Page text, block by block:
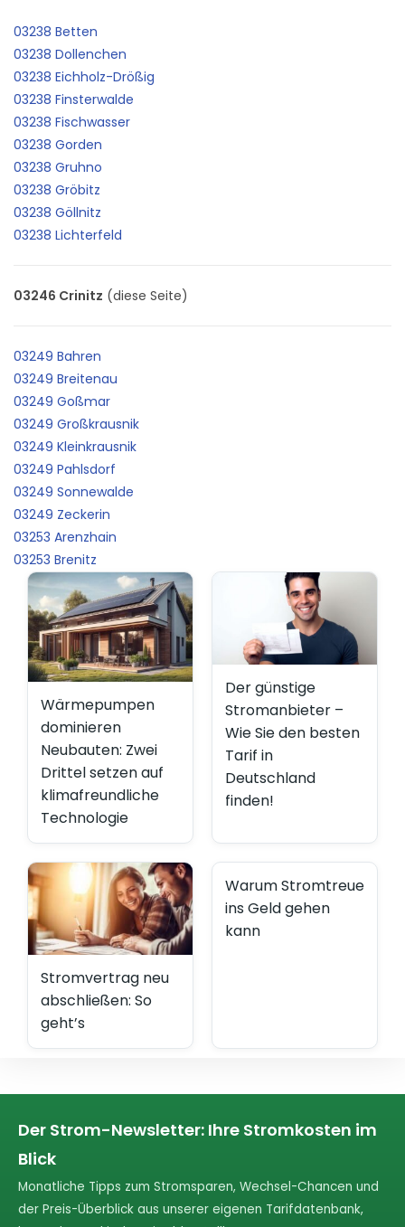
03238 Betten
03238 Dollenchen
03238 Eichholz-Drößig
03238 Finsterwalde
03238 Fischwasser
03238 Gorden
03238 Gruhno
03238 Gröbitz
03238 Göllnitz
03238 Lichterfeld
03246 Crinitz (diese Seite)
03249 Bahren
03249 Breitenau
03249 Goßmar
03249 Großkrausnik
03249 Kleinkrausnik
03249 Pahlsdorf
03249 Sonnewalde
03249 Zeckerin
03253 Arenzhain
03253 Brenitz
Wärmepumpen
dominieren
Neubauten: Zwei
Drittel setzen auf
klimafreundliche
Technologie
Der günstige
Stromanbieter –
Wie Sie den besten
Tarif in
Deutschland
finden!
Stromvertrag neu
abschließen: So
geht’s
Warum Stromtreue
ins Geld gehen
kann
Der Strom-Newsletter: Ihre Stromkosten im
Blick
Monatliche Tipps zum Stromsparen, Wechsel-Chancen und
der Preis-Überblick aus unserer eigenen Tarifdatenbank,